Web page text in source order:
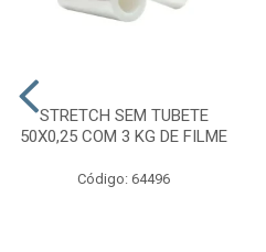
STRETCH SEM TUBETE
50X0,25 COM 3 KG DE FILME
Código: 64496